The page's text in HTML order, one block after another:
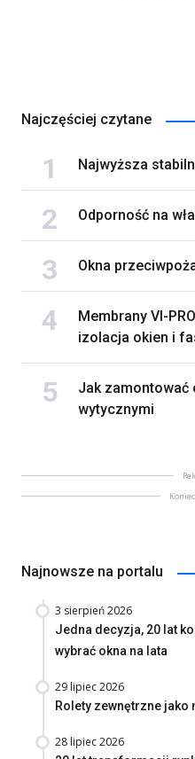
Najczęściej czytane
Najwyższa
Odporność na
Okna
Membrany VI-
izolacja okien i
Jak zamontować
wytycznymi
Najnowsze na portalu
3 sierpień 2026
Jedna decyzja, 20 lat
wybrać okna na lata
29 lipiec 2026
Rolety zewnętrzne
28 lipiec 2026